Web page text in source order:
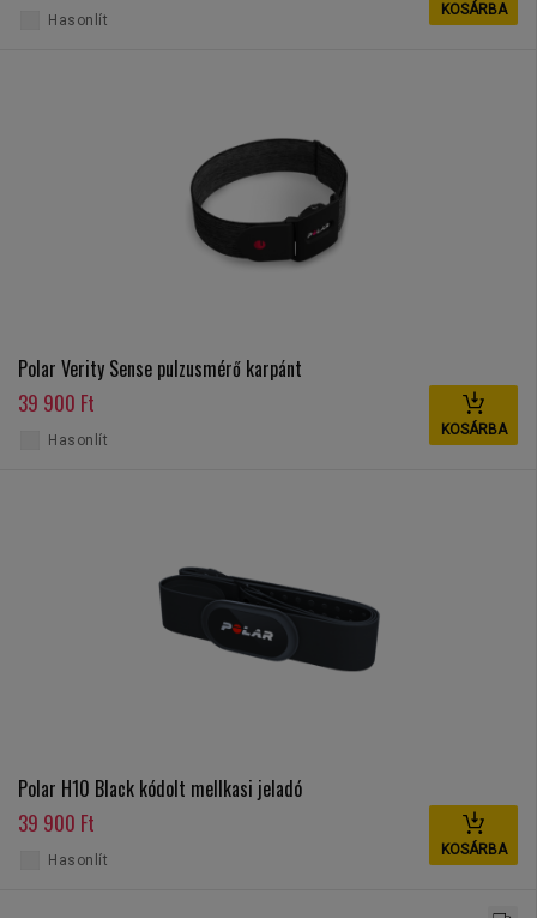
KOSÁRBA
Hasonlít
Polar Verity Sense pulzusmérő karpánt
39 900 Ft
KOSÁRBA
Hasonlít
Polar H10 Black kódolt mellkasi jeladó
39 900 Ft
KOSÁRBA
Hasonlít